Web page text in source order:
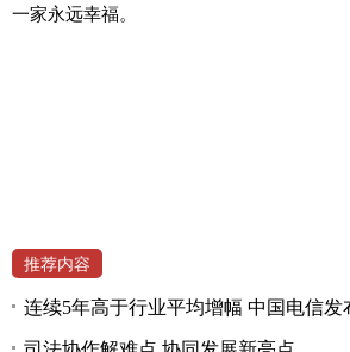
一家永远幸福。
推荐内容
连续5年高于行业平均增幅 中国电信发